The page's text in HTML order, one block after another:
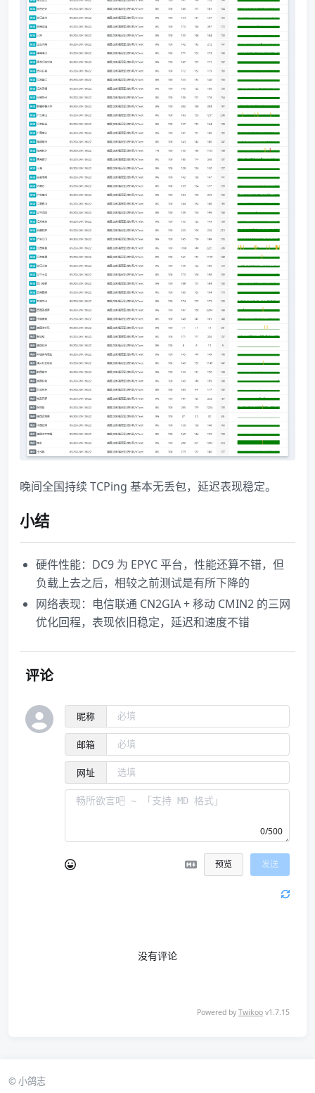
晚间全国持续 TCPing 基本无丢包，延迟表现稳定。
小结
硬件性能：DC9 为 EPYC 平台，性能还算不错，但
负载上去之后，相较之前测试是有所下降的
网络表现：电信联通 CN2GIA + 移动 CMIN2 的三网
优化回程，表现依旧稳定，延迟和速度不错
评论
昵称
邮箱
网址
0/500
预览 发送
没有评论
Powered by Twikoo v1.7.15
© 小鸽志